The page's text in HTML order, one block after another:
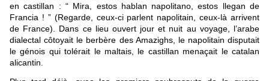
en castillan : “ Mira, estos hablan napolitano, estos llegan de
Francia ! ” (Regarde, ceux-ci parlent napolitain, ceux-là arrivent
de France). Dans ce lieu ouvert jour et nuit au voyage, l’arabe
dialectal côtoyait le berbère des Amazighs, le napolitain disputait
le génois qui tolérait le maltais, le castillan menaçait le catalan
alicantin.